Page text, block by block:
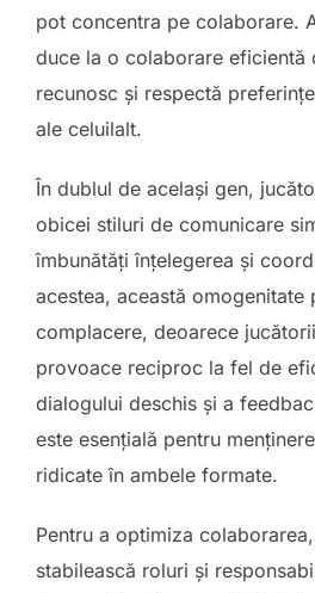
pot concentra pe colaborare.
duce la o colaborare eficientă
recunosc și respectă
ale celuilalt.
În dublul de același gen,
obicei stiluri de comunicare
îmbunătăți înțelegerea și
acestea, această omogenitate
complacere, deoarece
provoace reciproc la fel de
dialogului deschis și a
este esențială pentru
ridicate în ambele formate.
Pentru a optimiza
stabilească roluri și